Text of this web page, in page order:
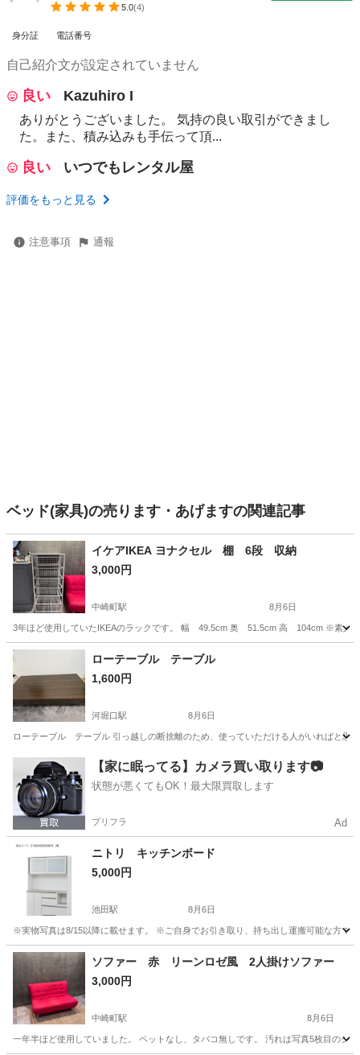
5.0(4)
身分証 電話番号
自己紹介文が設定されていません
良い Kazuhiro I
ありがとうございました。 気持の良い取引ができまし
た。また、積み込みも手伝って頂...
良い いつでもレンタル屋
評価をもっと見る
注意事項 通報
ベッド(家具)の売ります・あげますの関連記事
イケアIKEA ヨナクセル 棚 6段 収納
3,000円
中崎町駅 8月6日
3年ほど使用していたIKEAのラックです。 幅 49.5cm 奥 51.5cm 高 104cm ※素人測
大阪 大阪市
ローテーブル テーブル
1,600円
河堀口駅 8月6日
ローテーブル テーブル 引っ越しの断捨離のため、使っていただける人がいれば
大阪市 河堀口駅 テーブル ロー
【家に眠ってる】カメラ買い取ります📷
状態が悪くてもOK！最大限買取します
プリフラ Ad
ニトリ キッチンボード
5,000円
池田駅 8月6日
※実物写真は8/15以降に載せます。 ※ご自身でお引き取り、持ち出し運搬可能な方で
大阪 池田市 収納家具
ソファー 赤 リーンロゼ風 2人掛けソファー
3,000円
中崎町駅 8月6日
一年半ほど使用していました。 ペットなし、タバコ無しです。 汚れは写真5枚目のシ